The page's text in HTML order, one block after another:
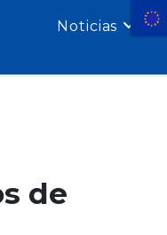
Noticias
de